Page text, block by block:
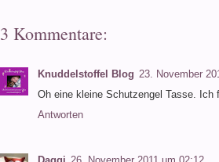
3 Kommentare:
Knuddelstoffel Blog 23. November
Oh eine kleine Schutzengel Tasse. Ich
Antworten